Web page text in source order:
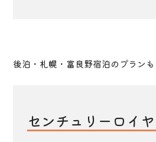
後泊・札幌・富良野宿泊のプランも
センチュリーロイ